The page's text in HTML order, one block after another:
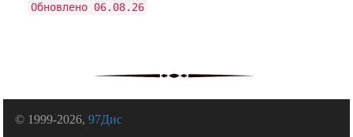
Обновлено 06.08.26
© 1999-2026,97Дис